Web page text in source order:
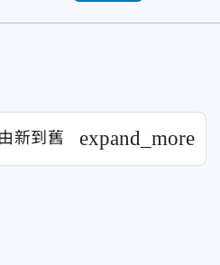
由新到舊 expand_more